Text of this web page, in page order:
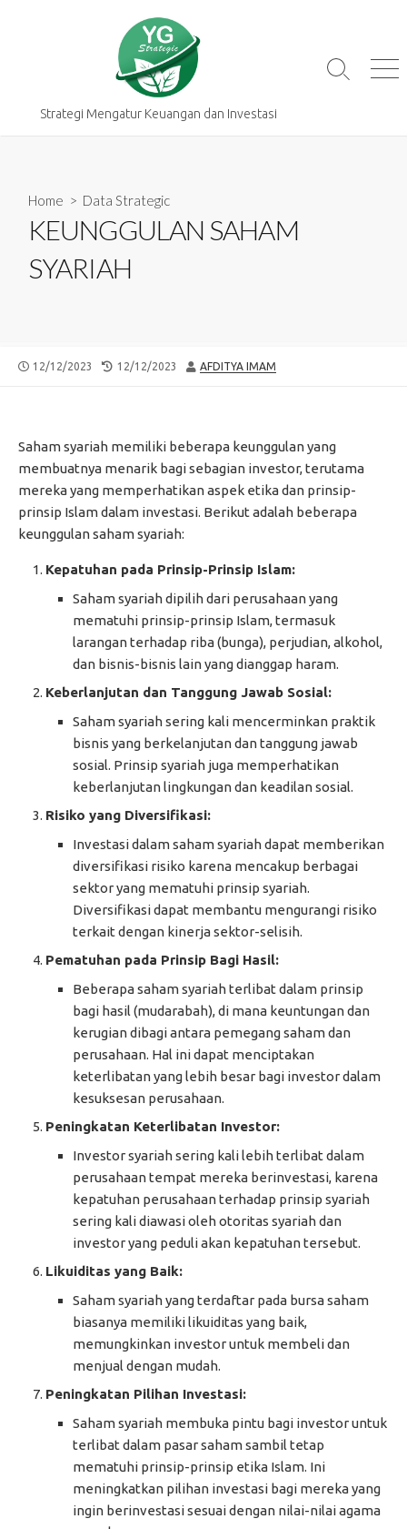
Strategi Mengatur Keuangan dan Investasi
Search
Home > Data Strategic
KEUNGGULAN SAHAM
SYARIAH
PUBLISHED
12/12/2023
LAST
12/12/2023 AUTHOR
AFDITYA IMAM
Saham syariah memiliki beberapa keunggulan yang
membuatnya menarik bagi sebagian investor, terutama
mereka yang memperhatikan aspek etika dan prinsip-
prinsip Islam dalam investasi. Berikut adalah beberapa
keunggulan saham syariah:
Kepatuhan pada Prinsip-Prinsip Islam:
Saham syariah dipilih dari perusahaan yang
mematuhi prinsip-prinsip Islam, termasuk
larangan terhadap riba (bunga), perjudian, alkohol,
dan bisnis-bisnis lain yang dianggap haram.
Keberlanjutan dan Tanggung Jawab Sosial:
Saham syariah sering kali mencerminkan praktik
bisnis yang berkelanjutan dan tanggung jawab
sosial. Prinsip syariah juga memperhatikan
keberlanjutan lingkungan dan keadilan sosial.
Risiko yang Diversifikasi:
Investasi dalam saham syariah dapat memberikan
diversifikasi risiko karena mencakup berbagai
sektor yang mematuhi prinsip syariah.
Diversifikasi dapat membantu mengurangi risiko
terkait dengan kinerja sektor-selisih.
Pematuhan pada Prinsip Bagi Hasil:
Beberapa saham syariah terlibat dalam prinsip
bagi hasil (mudarabah), di mana keuntungan dan
kerugian dibagi antara pemegang saham dan
perusahaan. Hal ini dapat menciptakan
keterlibatan yang lebih besar bagi investor dalam
kesuksesan perusahaan.
Peningkatan Keterlibatan Investor:
Investor syariah sering kali lebih terlibat dalam
perusahaan tempat mereka berinvestasi, karena
kepatuhan perusahaan terhadap prinsip syariah
sering kali diawasi oleh otoritas syariah dan
investor yang peduli akan kepatuhan tersebut.
Likuiditas yang Baik:
Saham syariah yang terdaftar pada bursa saham
biasanya memiliki likuiditas yang baik,
memungkinkan investor untuk membeli dan
menjual dengan mudah.
Peningkatan Pilihan Investasi:
Saham syariah membuka pintu bagi investor untuk
terlibat dalam pasar saham sambil tetap
mematuhi prinsip-prinsip etika Islam. Ini
meningkatkan pilihan investasi bagi mereka yang
ingin berinvestasi sesuai dengan nilai-nilai agama